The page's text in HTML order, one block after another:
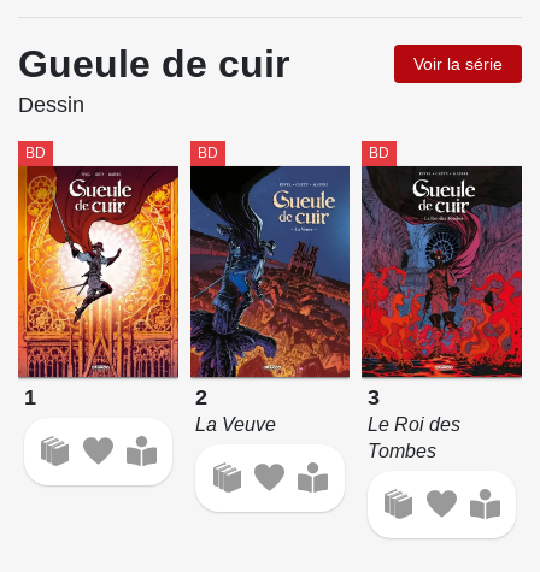
Gueule de cuir Voir la série
Dessin
BD
1
BD
2
La Veuve
BD
3
Le Roi des
Tombes